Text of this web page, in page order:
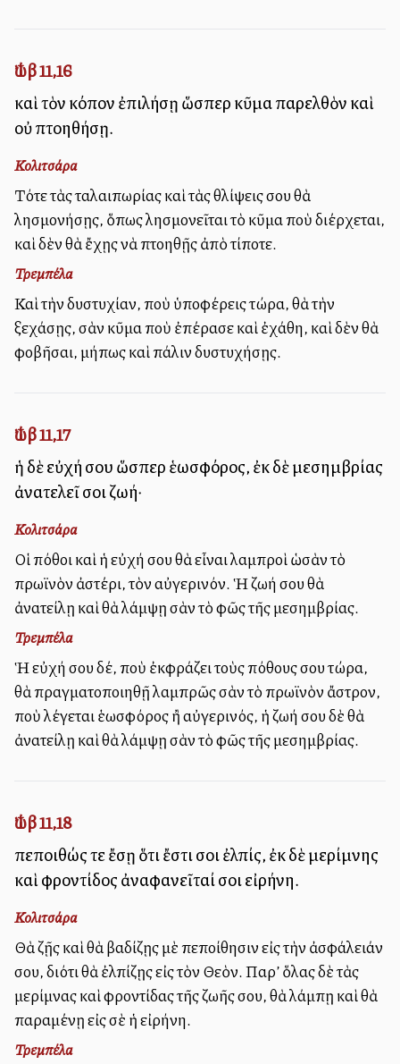
Ἰώβ 11,16
καὶ τὸν κόπον ἐπιλήσῃ ὥσπερ κῦμα παρελθὸν καὶ
οὐ πτοηθήσῃ.
Κολιτσάρα
Τότε τὰς ταλαιπωρίας καὶ τὰς θλίψεις σου θὰ
λησμονήσῃς, ὅπως λησμονεῖται τὸ κῦμα ποὺ διέρχεται,
καὶ δὲν θὰ ἔχῃς νὰ πτοηθῇς ἀπὸ τίποτε.
Τρεμπέλα
Καὶ τὴν δυστυχίαν, ποὺ ὑποφέρεις τώρα, θὰ τὴν
ξεχάσῃς, σὰν κῦμα ποὺ ἐπέρασε καὶ ἐχάθη, καὶ δὲν θὰ
φοβῆσαι, μήπως καὶ πάλιν δυστυχήσῃς.
Ἰώβ 11,17
ἡ δὲ εὐχή σου ὥσπερ ἑωσφόρος, ἐκ δὲ μεσημβρίας
ἀνατελεῖ σοι ζωή·
Κολιτσάρα
Οἱ πόθοι καὶ ἡ εὐχή σου θὰ εἶναι λαμπροὶ ὡσὰν τὸ
πρωϊνὸν ἀστέρι, τὸν αὐγερινόν. Ἡ ζωή σου θὰ
ἀνατείλῃ καὶ θὰ λάμψῃ σὰν τὸ φῶς τῆς μεσημβρίας.
Τρεμπέλα
Ἡ εὐχή σου δέ, ποὺ ἐκφράζει τοὺς πόθους σου τώρα,
θὰ πραγματοποιηθῇ λαμπρῶς σὰν τὸ πρωϊνὸν ἄστρον,
ποὺ λέγεται ἑωσφόρος ἢ αὐγερινός, ἡ ζωή σου δὲ θὰ
ἀνατείλῃ καὶ θὰ λάμψῃ σὰν τὸ φῶς τῆς μεσημβρίας.
Ἰώβ 11,18
πεποιθώς τε ἔσῃ ὅτι ἔστι σοι ἐλπίς, ἐκ δὲ μερίμνης
καὶ φροντίδος ἀναφανεῖταί σοι εἰρήνη.
Κολιτσάρα
Θὰ ζῇς καὶ θὰ βαδίζῃς μὲ πεποίθησιν εἰς τὴν ἀσφάλειάν
σου, διότι θὰ ἐλπίζῃς εἰς τὸν Θεὸν. Παρ’ ὅλας δὲ τὰς
μερίμνας καὶ φροντίδας τῆς ζωῆς σου, θὰ λάμπῃ καὶ θὰ
παραμένῃ εἰς σὲ ἡ εἰρήνη.
Τρεμπέλα